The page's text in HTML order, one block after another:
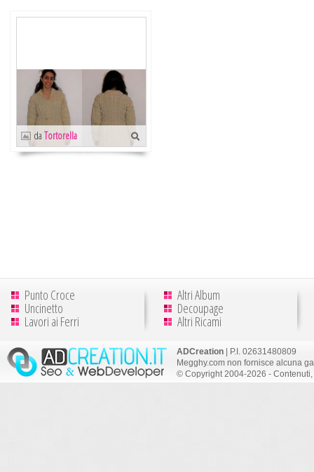
da Tortorella
Punto Croce
Uncinetto
Lavori ai Ferri
Altri Album
Decoupage
Altri Ricami
ADCreation | P.I. 02631480809
Megghy.com non fornisce alcuna
© Copyright 2004-2026 -